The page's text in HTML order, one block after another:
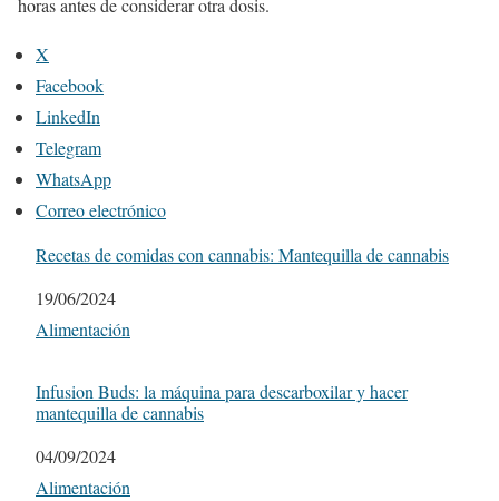
horas antes de considerar otra dosis.
X
Facebook
LinkedIn
Telegram
WhatsApp
Correo electrónico
Recetas de comidas con cannabis: Mantequilla de cannabis
Fecha
19/06/2024
Respecto a
Alimentación
Infusion Buds: la máquina para descarboxilar y hacer
mantequilla de cannabis
Fecha
04/09/2024
Respecto a
Alimentación